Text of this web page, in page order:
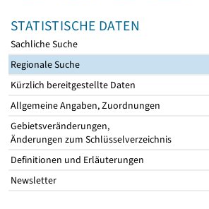
STATISTISCHE DATEN
Sachliche Suche
Regionale Suche
Kürzlich bereitgestellte Daten
Allgemeine Angaben, Zuordnungen
Gebietsveränderungen,
Änderungen zum Schlüsselverzeichnis
Definitionen und Erläuterungen
Newsletter